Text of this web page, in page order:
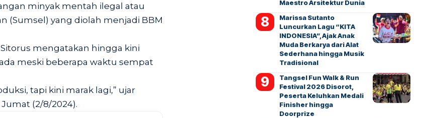
minyak mentah ilegal atau
(Sumsel) yang diolah menjadi BBM
mengatakan hingga kini
meski beberapa waktu sempat
tapi kini marak lagi,” ujar
(2/8/2024).
Maestro Arsitektur Dunia
Marissa Sutanto
Luncurkan Lagu “KITA
INDONESIA”, Ajak Anak
Muda Berkarya dari Alat
Sederhana hingga Musik
Tradisional
Tangsel Fun Walk & Run
Festival 2026 Disorot,
Peserta Keluhkan Medali
Finisher hingga
Doorprize